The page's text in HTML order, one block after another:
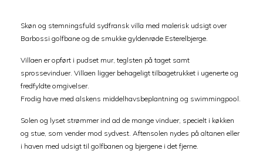
Skøn og stemningsfuld sydfransk villa med malerisk udsigt over
Barbossi golfbane og de smukke gyldenrøde Esterelbjerge.
Villaen er opført i pudset mur, teglsten på taget samt
sprossevinduer. Villaen ligger behageligt tilbagetrukket i ugenerte og
fredfyldte omgivelser.
Frodig have med alskens middelhavsbeplantning og swimmingpool.
Solen og lyset strømmer ind ad de mange vinduer, specielt i køkken
og stue, som vender mod sydvest. Aftensolen nydes på altanen eller
i haven med udsigt til golfbanen og bjergene i det fjerne.